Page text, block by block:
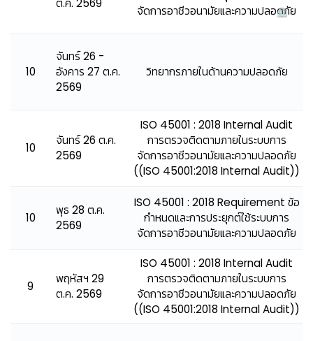
ต.ค. 2569
จัดการอาชีวอนามัยและความปลอดภัย
10
จันทร์ 26 -
อังคาร 27 ต.ค.
2569
วิทยากรภายในด้านความปลอดภัย
10
จันทร์ 26 ต.ค.
2569
ISO 45001 : 2018 Internal Audit
การตรวจติดตามภายในระบบการ
จัดการอาชีวอนามัยและความปลอดภัย
((ISO 45001:2018 Internal Audit))
10
พุธ 28 ต.ค.
2569
ISO 45001 : 2018 Requirement ข้อ
กำหนดและการประยุกต์ใช้ระบบการ
จัดการอาชีวอนามัยและความปลอดภัย
9
พฤหัสฯ 29
ต.ค. 2569
ISO 45001 : 2018 Internal Audit
การตรวจติดตามภายในระบบการ
จัดการอาชีวอนามัยและความปลอดภัย
((ISO 45001:2018 Internal Audit))